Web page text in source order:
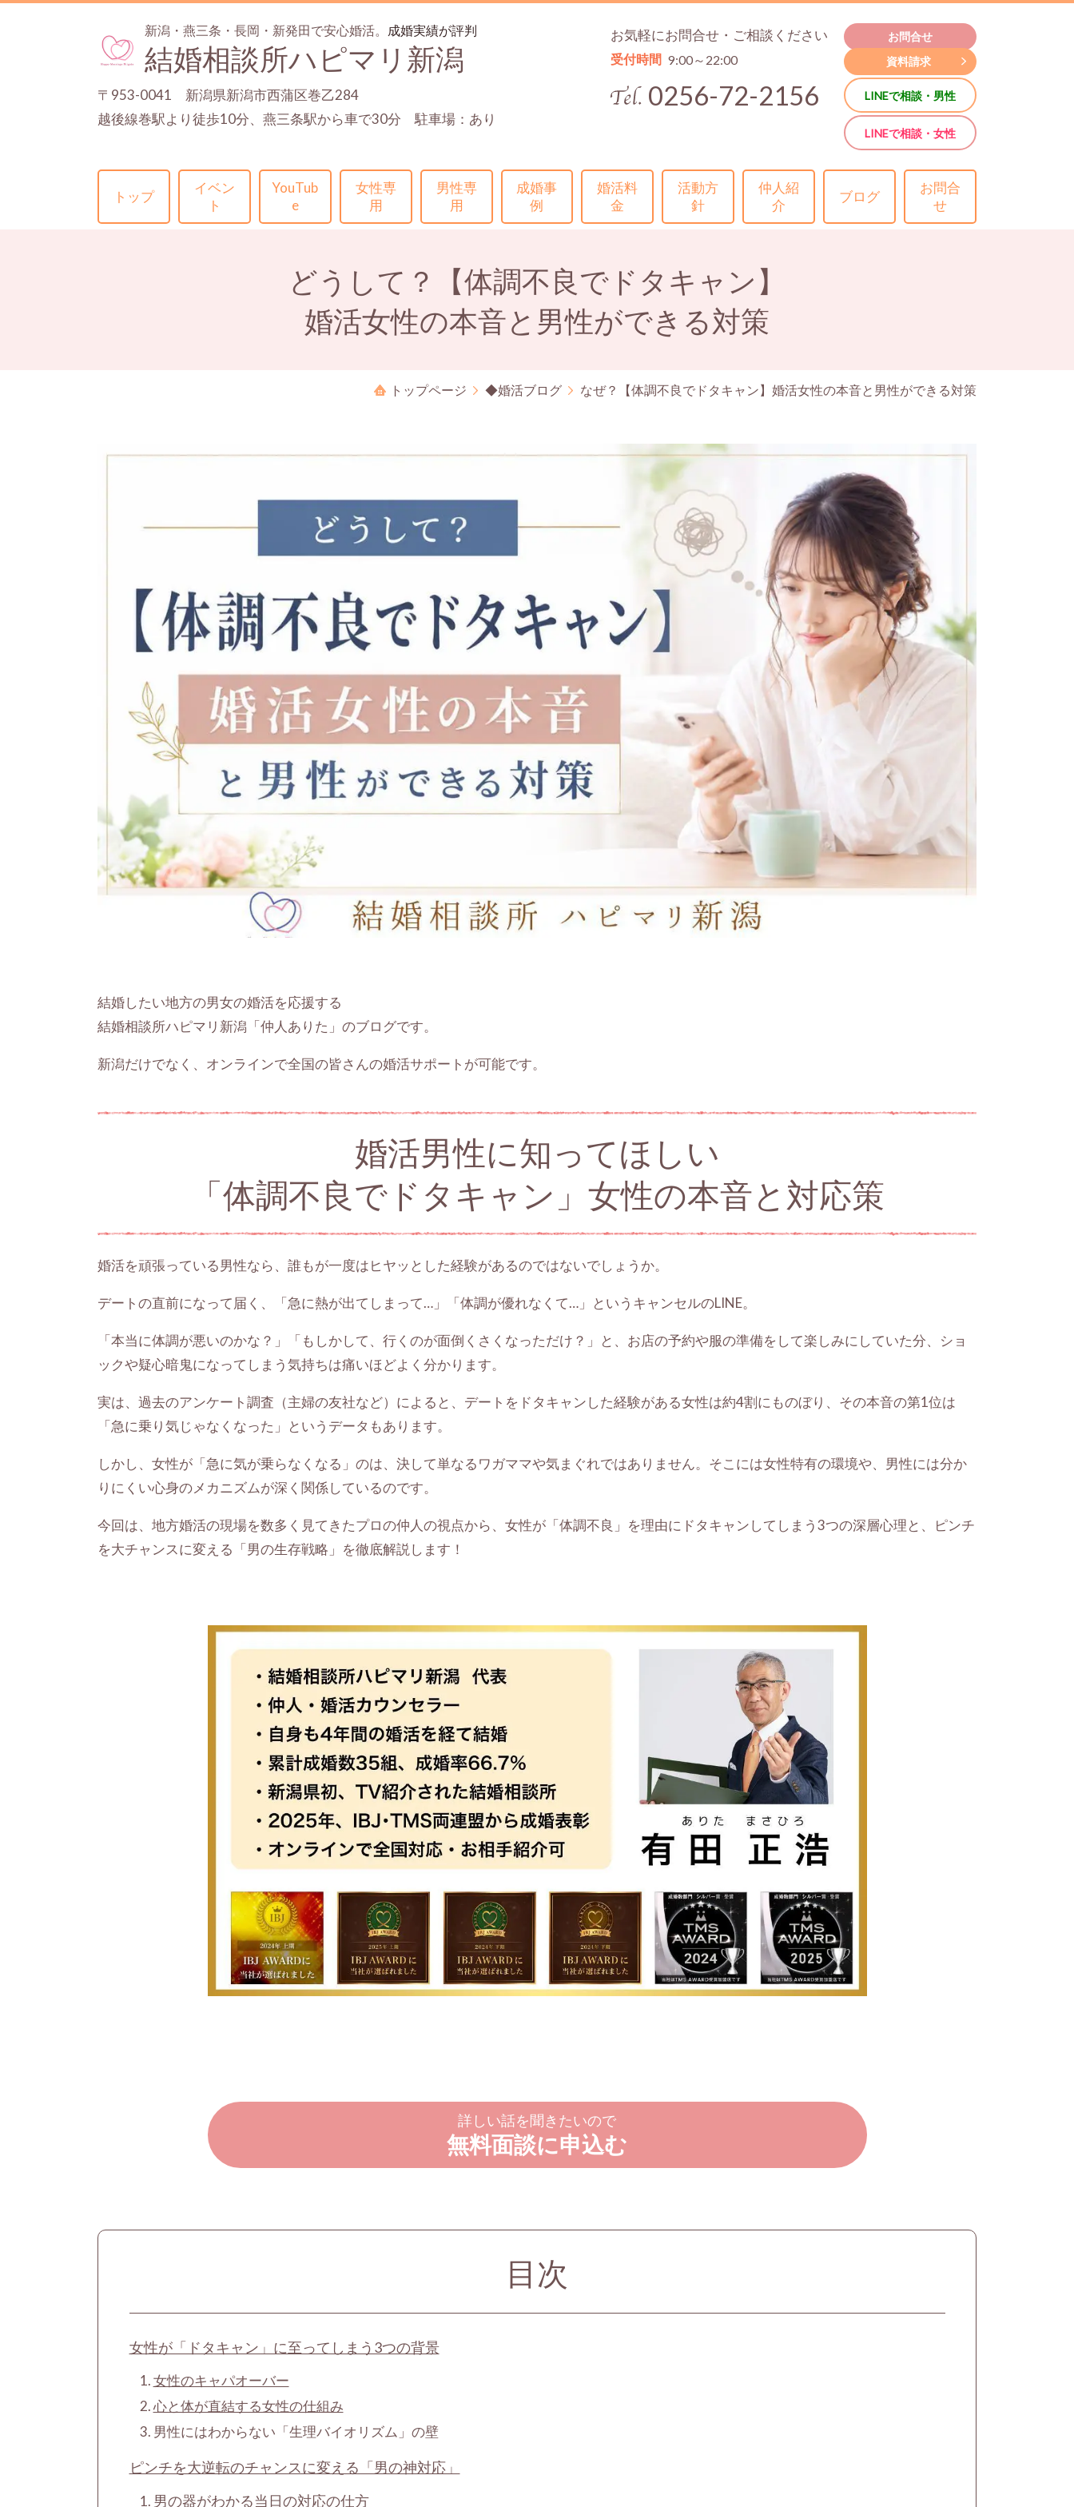
新潟・燕三条・長岡・新発田で安心婚活。 成婚実績が評判
結婚相談所ハピマリ新潟
〒953-0041 新潟県新潟市西蒲区巻乙284
越後線巻駅より徒歩10分、燕三条駅から車で30分 駐車場：あり
お気軽にお問合せ・ご相談ください
受付時間 9:00～22:00
0256-72-2156
お問合せ
資料請求
LINEで相談・男性
LINEで相談・女性
トップ
イベン
ト
YouTub
e
女性専
用
男性専
用
成婚事
例
婚活料
金
活動方
針
仲人紹
介
ブログ
お問合
せ
どうして？【体調不良でドタキャン】
婚活女性の本音と男性ができる対策
トップページ ◆婚活ブログ なぜ？【体調不良でドタキャン】婚活女性の本音と男性ができる対策
結婚したい地方の男女の婚活を応援する
結婚相談所ハピマリ新潟「仲人ありた」のブログです。
新潟だけでなく、オンラインで全国の皆さんの婚活サポートが可能です。
婚活男性に知ってほしい
「体調不良でドタキャン」女性の本音と対応策
婚活を頑張っている男性なら、誰もが一度はヒヤッとした経験があるのではないでしょうか。
デートの直前になって届く、「急に熱が出てしまって…」「体調が優れなくて…」というキャンセルのLINE。
「本当に体調が悪いのかな？」「もしかして、行くのが面倒くさくなっただけ？」と、お店の予約や服の準備をして楽しみにしていた分、ショ
ックや疑心暗鬼になってしまう気持ちは痛いほどよく分かります。
実は、過去のアンケート調査（主婦の友社など）によると、デートをドタキャンした経験がある女性は約4割にものぼり、その本音の第1位は
「急に乗り気じゃなくなった」というデータもあります。
しかし、女性が「急に気が乗らなくなる」のは、決して単なるワガママや気まぐれではありません。そこには女性特有の環境や、男性には分か
りにくい心身のメカニズムが深く関係しているのです。
今回は、地方婚活の現場を数多く見てきたプロの仲人の視点から、女性が「体調不良」を理由にドタキャンしてしまう3つの深層心理と、ピンチ
を大チャンスに変える「男の生存戦略」を徹底解説します！
詳しい話を聞きたいので
無料面談に申込む
目次
女性が「ドタキャン」に至ってしまう3つの背景
女性のキャパオーバー
心と体が直結する女性の仕組み
男性にはわからない「生理バイオリズム」の壁
ピンチを大逆転のチャンスに変える「男の神対応」
男の器がわかる当日の対応の仕方